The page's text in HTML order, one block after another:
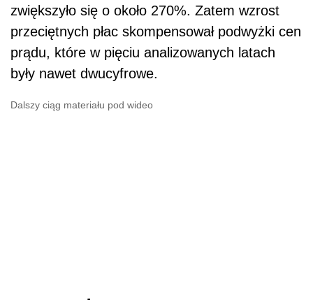
zwiększyło się o około 270%. Zatem wzrost
przeciętnych płac skompensował podwyżki cen
prądu, które w pięciu analizowanych latach
były nawet dwucyfrowe.
Dalszy ciąg materiału pod wideo